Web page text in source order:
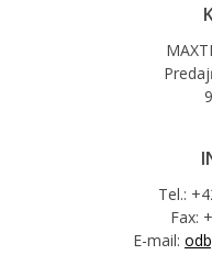
Tel.:
Fax:
E-mail: